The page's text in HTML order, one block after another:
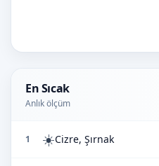
En Sıcak
Anlık ölçüm
1 ☀️Cizre, Şırnak